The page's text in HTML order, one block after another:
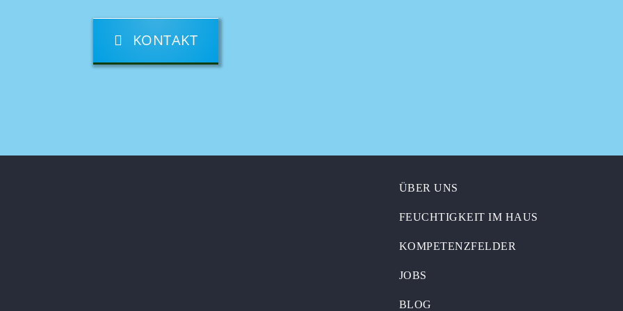
KONTAKT
ÜBER UNS
FEUCHTIGKEIT IM HAUS
KOMPETENZFELDER
JOBS
BLOG